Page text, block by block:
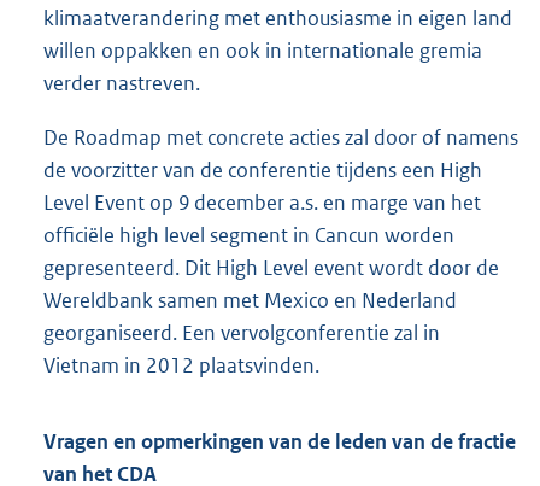
klimaatverandering met enthousiasme in eigen land
willen oppakken en ook in internationale gremia
verder nastreven.
De Roadmap met concrete acties zal door of namens
de voorzitter van de conferentie tijdens een High
Level Event op 9 december a.s. en marge van het
officiële high level segment in Cancun worden
gepresenteerd. Dit High Level event wordt door de
Wereldbank samen met Mexico en Nederland
georganiseerd. Een vervolgconferentie zal in
Vietnam in 2012 plaatsvinden.
Vragen en opmerkingen van de leden van de fractie
van het CDA